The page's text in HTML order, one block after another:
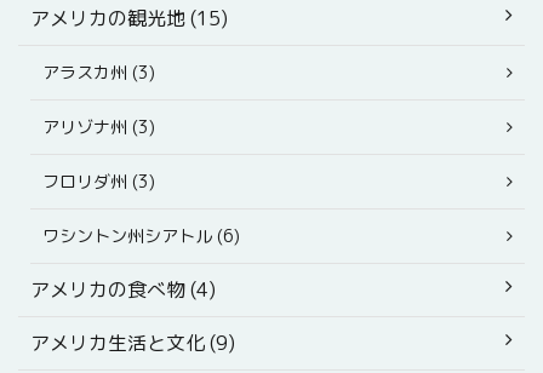
アメリカの観光地 (15)
アラスカ州 (3)
アリゾナ州 (3)
フロリダ州 (3)
ワシントン州シアトル (6)
アメリカの食べ物 (4)
アメリカ生活と文化 (9)